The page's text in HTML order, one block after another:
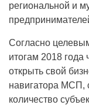
региональной и
Согласно
итогам 2018
открыть свой
навигатора МСП,
количество